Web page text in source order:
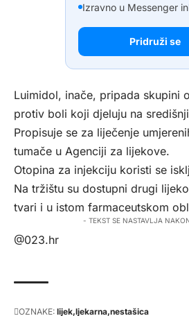
Izravno u Messenger
Pridruži se
Luimidol, inače, pripada skupini
protiv boli koji djeluju na
Propisuje se za liječenje
tumače u Agenciji za lijekove.
Otopina za injekciju koristi se
Na tržištu su dostupni drugi
tvari i u istom farmaceutskom
- TEKST SE NASTAVLJA
@023.hr
OZNAKE: lijek ljekarna nestašica